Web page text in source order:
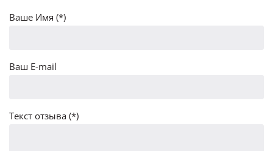
Ваше Имя (*)
Ваш E-mail
Текст отзыва (*)